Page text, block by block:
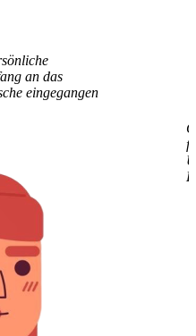
an das
eingegangen